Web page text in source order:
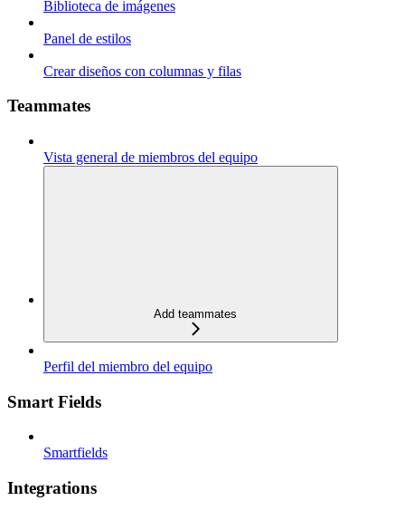
Biblioteca de imágenes
Panel de estilos
Crear diseños con columnas y filas
Teammates
Vista general de miembros del equipo
Add teammates
Perfil del miembro del equipo
Smart Fields
Smartfields
Integrations